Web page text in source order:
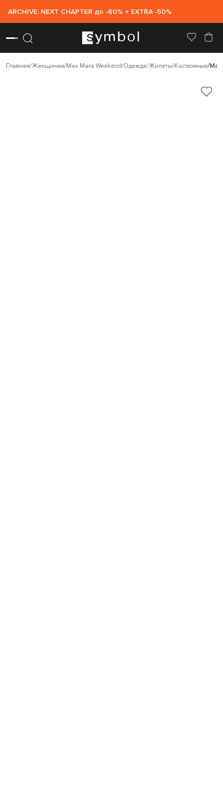
ARCHIVE: NEXT CHAPTER до -60% + EXTRA -50%
Главная Женщинам Max Mara Weekend Одежда Жилеты Костюмные